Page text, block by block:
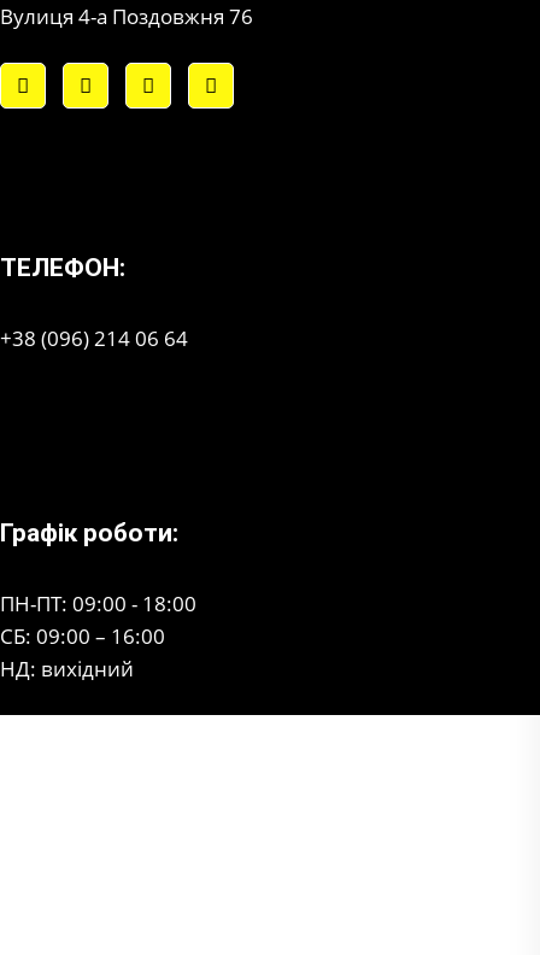
Вулиця 4-а Поздовжня 76
ТЕЛЕФОН:
+38 (096) 214 06 64
Графік роботи:
ПН-ПТ: 09:00 - 18:00
СБ: 09:00 – 16:00
НД: вихідний